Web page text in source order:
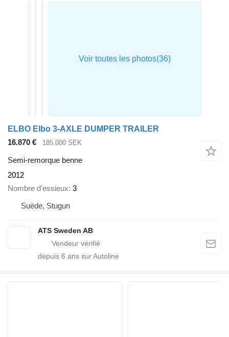
ELBO Elbo 3-AXLE DUMPER TRAILER
16.870 €
185.000 SEK
Semi-remorque benne
2012
Nombre d'essieux 3
Suède, Stugun
ATS Sweden AB
depuis 6 ans sur Autoline